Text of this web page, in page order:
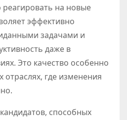
на новые
эффективно
задачами и
даже в
Это качество особенно
где изменения
способных